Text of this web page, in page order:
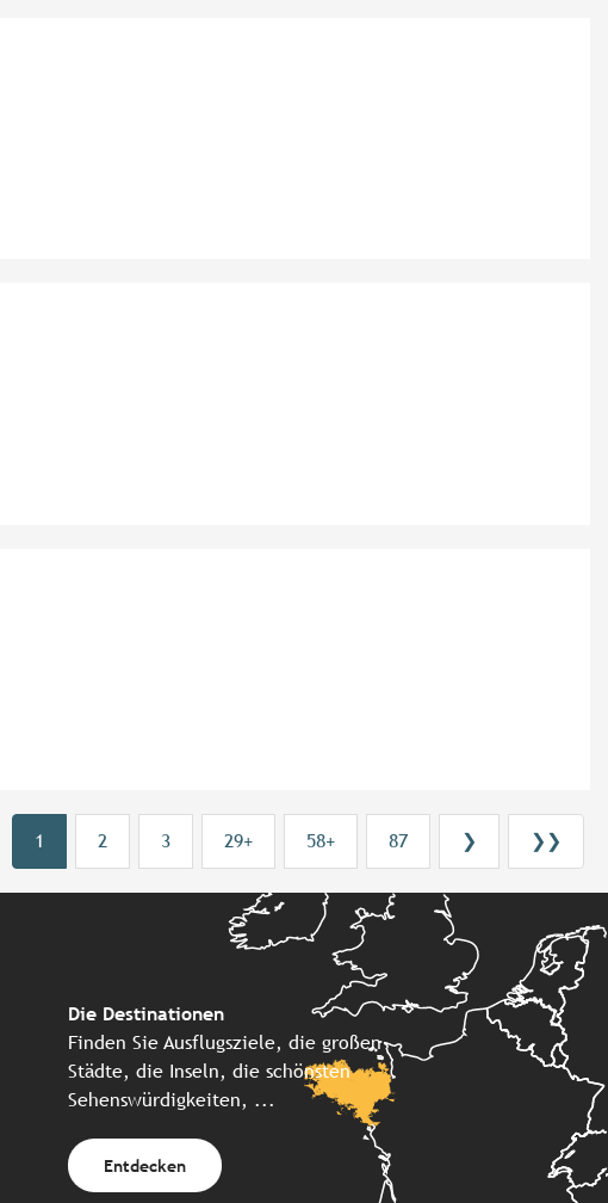
1 2 3 29+ 58+ 87 ❯ ❯❯
Die Destinationen
Finden Sie Ausflugsziele, die großen
Städte, die Inseln, die schönsten
Sehenswürdigkeiten, ...
Entdecken